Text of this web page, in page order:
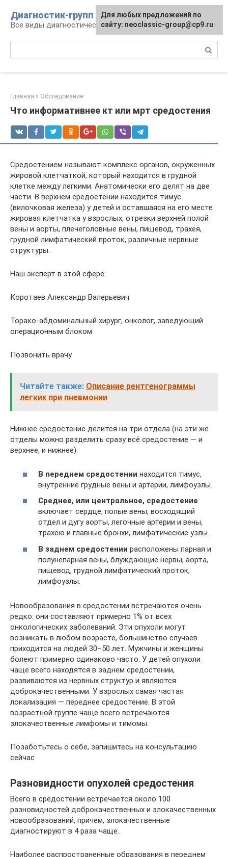
контенту
Диагностик-групп
Все виды диагностических манипуляций
Главная » Обследование
Что информативнее кт или мрт средостения
Средостением называют комплекс органов, окруженных
жировой клетчаткой, который находится в грудной
клетке между легкими. Анатомически его делят на две
части. В верхнем средостении находится тимус
(вилочковая железа) у детей и оставшаяся на его месте
жировая клетчатка у взрослых, отрезки верхней полой
вены и аорты, плечеголовные вены, пищевод, трахея,
грудной лимфатический проток, различные нервные
структуры.
Наш эксперт в этой сфере:
Коротаев Александр Валерьевич
Торако-абдоминальный хирург, онколог, заведующий
операционным блоком
Позвонить врачу
Читайте также: Описание рентгенограммы
легких при пневмонии
Нижнее средостение делится на три отдела (на эти же
отделы можно разделить сразу всё средостение — и
верхнее, и нижнее):
В переднем средостении находится тимус,
внутренние грудные вены и артерии, лимфоузлы.
Среднее, или центральное, средостение
включает сердце, полые вены, восходящий
отдел и дугу аорты, легочные артерии и вены,
трахею и главные бронхи, лимфатические узлы.
В заднем средостении расположены парная и
полунепарная вены, блуждающие нервы, аорта,
пищевод, грудной лимфатический проток,
лимфоузлы.
Новообразования в средостении встречаются очень
редко: они составляют примерно 1% от всех
онкологических заболеваний. Эти опухоли могут
возникать в любом возрасте, большинство случаев
приходится на людей 30–50 лет. Мужчины и женщины
болеют примерно одинаково часто. У детей опухоли
чаще всего находятся в заднем средостении,
развиваются из нервных структур и являются
доброкачественными. У взрослых самая частая
локализация — переднее средостение. В этой
возрастной группе чаще всего встречаются
злокачественные лимфомы и тимомы.
Позаботьтесь о себе, запишитесь на консультацию
сейчас
Разновидности опухолей средостения
Всего в средостении встречается около 100
разновидностей доброкачественных и злокачественных
новообразований, причем, злокачественные
диагностируют в 4 раза чаще.
Наиболее распространенные образования в переднем
Для любых предложений по
сайту: neoclassic-group@cp9.ru